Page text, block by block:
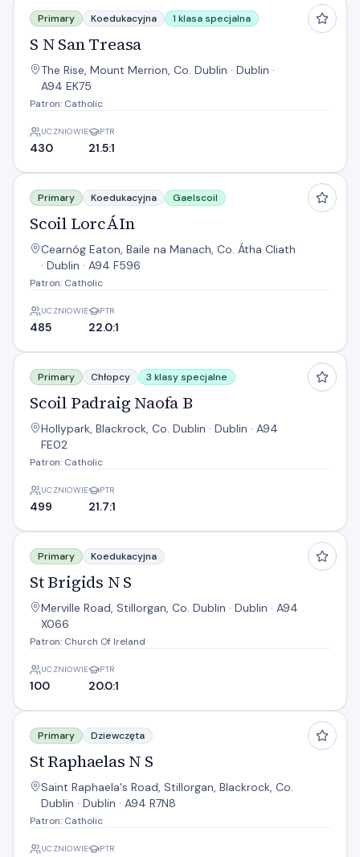
Primary Koedukacyjna 1 klasa specjalna
S N San Treasa
The Rise, Mount Merrion, Co. Dublin · Dublin ·
A94 EK75
Patron: Catholic
UCZNIOWIE
430
PTR
21.5:1
Scoil LorcÁIn
Primary Koedukacyjna Gaelscoil
Scoil LorcÁIn
Cearnóg Eaton, Baile na Manach, Co. Átha Cliath
· Dublin · A94 F596
Patron: Catholic
UCZNIOWIE
485
PTR
22.0:1
Scoil Padraig Naofa B
Primary Chłopcy 3 klasy specjalne
Scoil Padraig Naofa B
Hollypark, Blackrock, Co. Dublin · Dublin · A94
FE02
Patron: Catholic
UCZNIOWIE
499
PTR
21.7:1
St Brigids N S
Primary Koedukacyjna
St Brigids N S
Merville Road, Stillorgan, Co. Dublin · Dublin · A94
X066
Patron: Church Of Ireland
UCZNIOWIE
100
PTR
20.0:1
St Raphaelas N S
Primary Dziewczęta
St Raphaelas N S
Saint Raphaela's Road, Stillorgan, Blackrock, Co.
Dublin · Dublin · A94 R7N8
Patron: Catholic
UCZNIOWIE PTR